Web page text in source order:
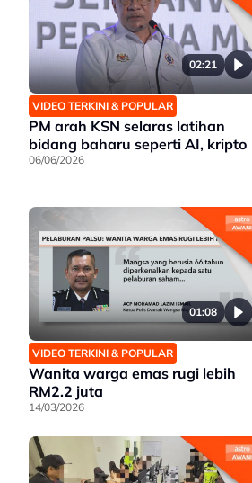
02:21
VIDEO TERKINI & POPULAR
PM arah KSN selaras latihan
bidang baharu seperti AI, kripto
06/06/2026
01:08
VIDEO TERKINI & POPULAR
Wanita warga emas rugi lebih
RM2.2 juta
14/03/2026